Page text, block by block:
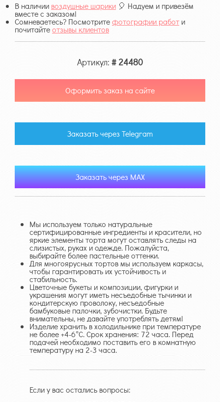
В наличии воздушные шарики 🎈 Надуем и привезём
вместе с заказом!
Сомневаетесь? Посмотритефотографии работ и
почитайтеотзывы клиентов
Артикул: # 24480
Оформить заказ на сайте
Заказать через Telegram
Заказать через MAX
Мы используем только натуральные
сертифицированные ингредиенты и красители, но
яркие элементы торта могут оставлять следы на
слизистых, руках и одежде. Пожалуйста,
выбирайте более пастельные оттенки.
Для многоярусных тортов мы используем каркасы,
чтобы гарантировать их устойчивость и
стабильность.
Цветочные букеты и композиции, фигурки и
украшения могут иметь несъедобные тычинки и
кондитерскую проволоку, несъедобные
бамбуковые палочки, зубочистки. Будьте
внимательны, не давайте употреблять детям!
Изделие хранить в холодильнике при температуре
не более +4-6°С. Срок хранения: 72 часа. Перед
подачей необходимо поставить его в комнатную
температуру на 2-3 часа.
Если у вас остались вопросы: